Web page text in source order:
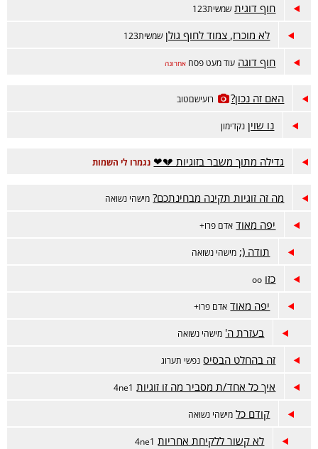
חוף דוגית שמשית123
לא מוכרז, צמוד לחוף גולן שמשית123
חוף דוגה עוד מעט פסח אחרונה
האם זה נכון? רועישםטוב
נו שוין נקדימון
גדילה מתוך משבר בזוגיות 💔❤ נגמרו לי השמות
מה זה זוגיות תקינה מבחינתכם? מישהי נשואה
יפה מאוד אדם פרו+
תודה (; מישהי נשואה
כזו oo
יפה מאוד אדם פרו+
בעזרת ה' מישהי נשואה
זה בהחלט הבסיס נפשי תערוג
איך כל אחד/ת מסביר מה זו זוגיות 4ne1
קודם כל מישהי נשואה
לא קשור ללקיחת אחריות 4ne1